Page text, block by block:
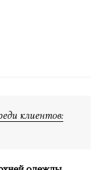
клиентов: